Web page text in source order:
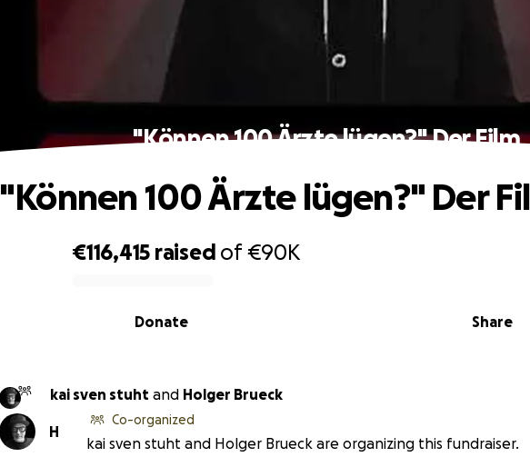
"Können 100 Ärzte lügen?" Der Film
€116,415 raised of€90K
Share
Donate
"Können 100 Ärzte lügen?" Der
kai sven stuht and Holger Brueck
H
Co-organized
kai sven stuht and Holger Brueck are organizing this fundraiser.